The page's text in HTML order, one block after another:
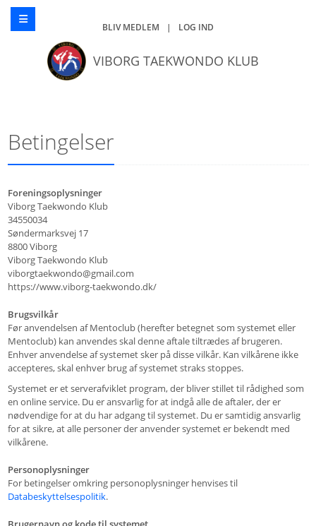
BLIV MEDLEM | LOG IND
VIBORG TAEKWONDO KLUB
Betingelser
Foreningsoplysninger
Viborg Taekwondo Klub
34550034
Søndermarksvej 17
8800 Viborg
Viborg Taekwondo Klub
viborgtaekwondo@gmail.com
https://www.viborg-taekwondo.dk/
Brugsvilkår
Før anvendelsen af Mentoclub (herefter betegnet som systemet eller
Mentoclub) kan anvendes skal denne aftale tiltrædes af brugeren.
Enhver anvendelse af systemet sker på disse vilkår. Kan vilkårene ikke
accepteres, skal enhver brug af systemet straks stoppes.
Systemet er et serverafviklet program, der bliver stillet til rådighed som
en online service. Du er ansvarlig for at indgå alle de aftaler, der er
nødvendige for at du har adgang til systemet. Du er samtidig ansvarlig
for at sikre, at alle personer der anvender systemet er bekendt med
vilkårene.
Personoplysninger
For betingelser omkring personoplysninger henvises til
Databeskyttelsespolitik.